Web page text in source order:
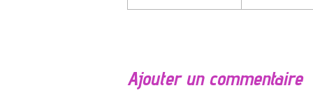
Ajouter un commentaire